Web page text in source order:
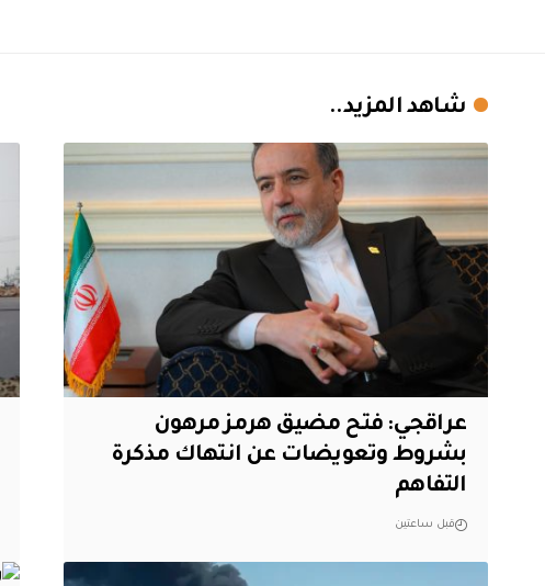
شاهد المزيد..
عراقجي: فتح مضيق هرمز مرهون
بشروط وتعويضات عن انتهاك مذكرة
التفاهم
قبل ساعتين